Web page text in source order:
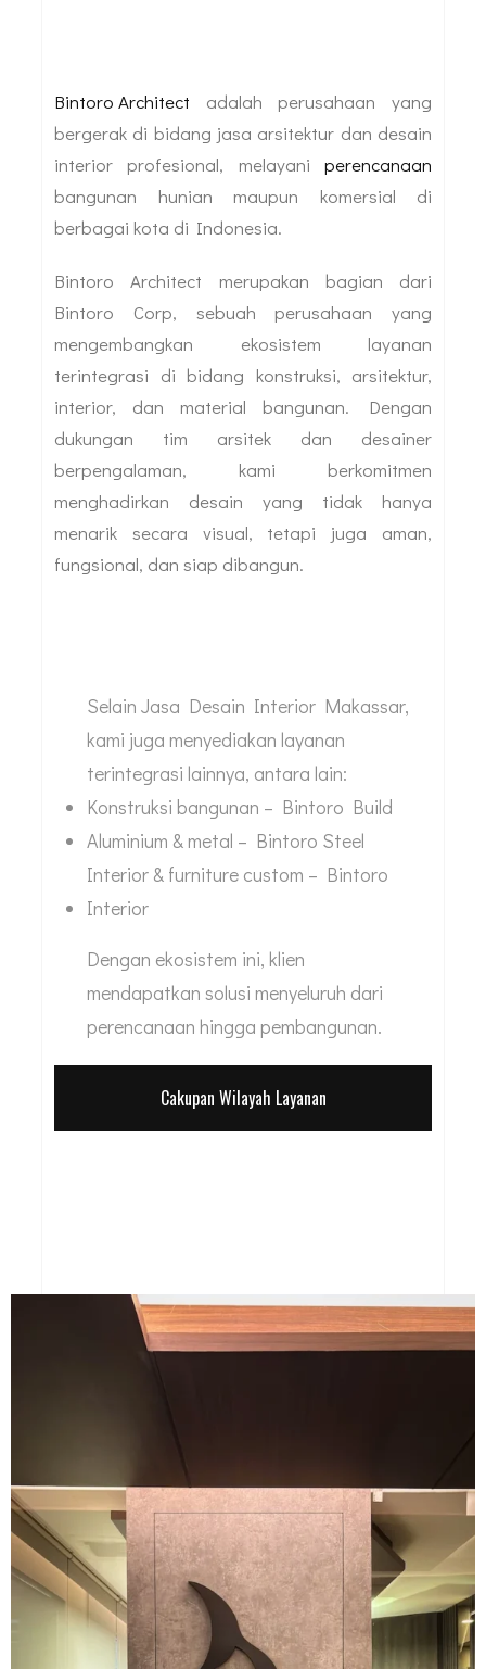
Bintoro Architect adalah perusahaan yang
bergerak di bidang jasa arsitektur dan desain
interior profesional, melayani perencanaan
bangunan hunian maupun komersial di
berbagai kota di Indonesia.
Bintoro Architect merupakan bagian dari
Bintoro Corp, sebuah perusahaan yang
mengembangkan ekosistem layanan
terintegrasi di bidang konstruksi, arsitektur,
interior, dan material bangunan. Dengan
dukungan tim arsitek dan desainer
berpengalaman, kami berkomitmen
menghadirkan desain yang tidak hanya
menarik secara visual, tetapi juga aman,
fungsional, dan siap dibangun.
Cakupan Wilayah Layanan
Selain Jasa Desain Interior Makassar,
kami juga menyediakan layanan
terintegrasi lainnya, antara lain:
Konstruksi bangunan – Bintoro Build
Aluminium & metal – Bintoro Steel
Interior & furniture custom – Bintoro
Interior
Dengan ekosistem ini, klien
mendapatkan solusi menyeluruh dari
perencanaan hingga pembangunan.